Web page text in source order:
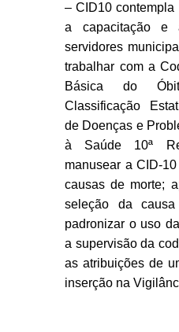
– CID10
a capacitação e
servidores
trabalhar com a
Básica do
Classificação
de Doenças e
à Saúde 10ª
manusear a CID-
causas de morte;
seleção da
padronizar o uso
a supervisão da
as atribuições de
inserção na